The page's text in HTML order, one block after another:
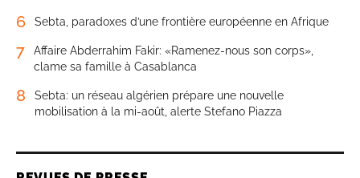
6 Sebta, paradoxes d’une frontière européenne en Afrique
7
Affaire Abderrahim Fakir: «Ramenez-nous son corps»,
clame sa famille à Casablanca
8
Sebta: un réseau algérien prépare une nouvelle
mobilisation à la mi-août, alerte Stefano Piazza